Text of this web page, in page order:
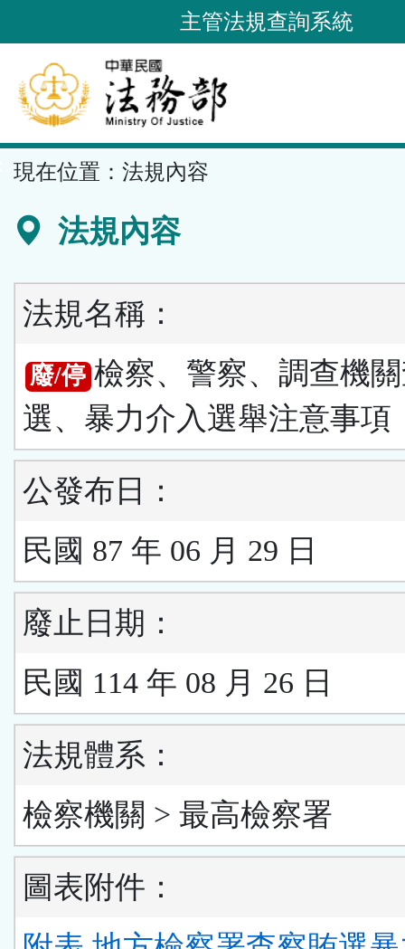
到
要
內
容
區
主管法規查詢系統
現在位置： 法規內容
法規內容
法規名稱：
廢/停 檢察、警察、調查機
選、暴力介入選舉注意事項
公發布日：
民國 87 年 06 月 29 日
廢止日期：
民國 114 年 08 月 26 日
法規體系：
檢察機關 > 最高檢察署
圖表附件：